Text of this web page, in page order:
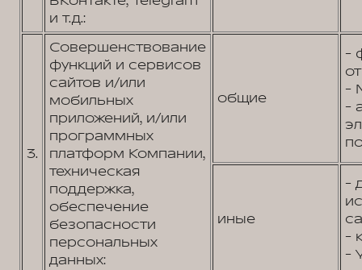
и т.д.:
3.
Совершенствование
функций и сервисов
сайтов и/или
мобильных
приложений, и/или
программных
платформ Компании,
техническая
поддержка,
обеспечение
безопасности
персональных
данных:
общие
-
-
-
иные
-
-
-